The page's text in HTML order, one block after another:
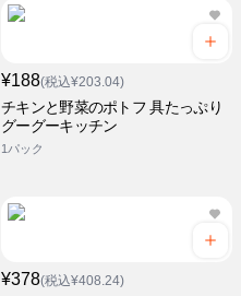
¥188(税込¥203.04)
チキンと野菜のポトフ 具たっぷり
グーグーキッチン
1パック
¥378(税込¥408.24)